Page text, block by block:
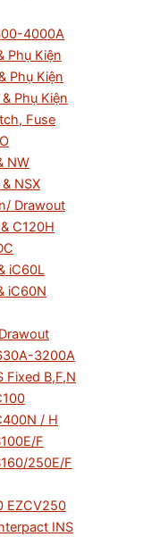
4000A
Phụ Kiện
Phụ Kiện
Phụ Kiện
Fuse
NW
NSX
Drawout
C120H
iC60L
iC60N
3200A
Fixed B,F,N
/ H
F
250E/F
EZCV250
INS